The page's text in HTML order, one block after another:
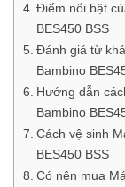
Điểm nổi bật
BES450 BSS
Đánh giá từ
Bambino
Hướng dẫn
Bambino
Cách vệ sinh
BES450 BSS
Có nên mua